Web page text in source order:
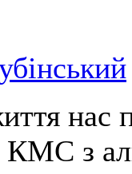
нас
з